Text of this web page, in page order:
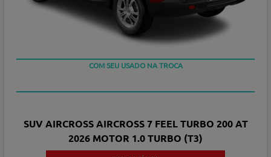
TAXA ZERO EM 12X
SUV AIRCROSS AIRCROSS 7 FEEL TURBO 200 AT
2026 MOTOR 1.0 TURBO (T3)